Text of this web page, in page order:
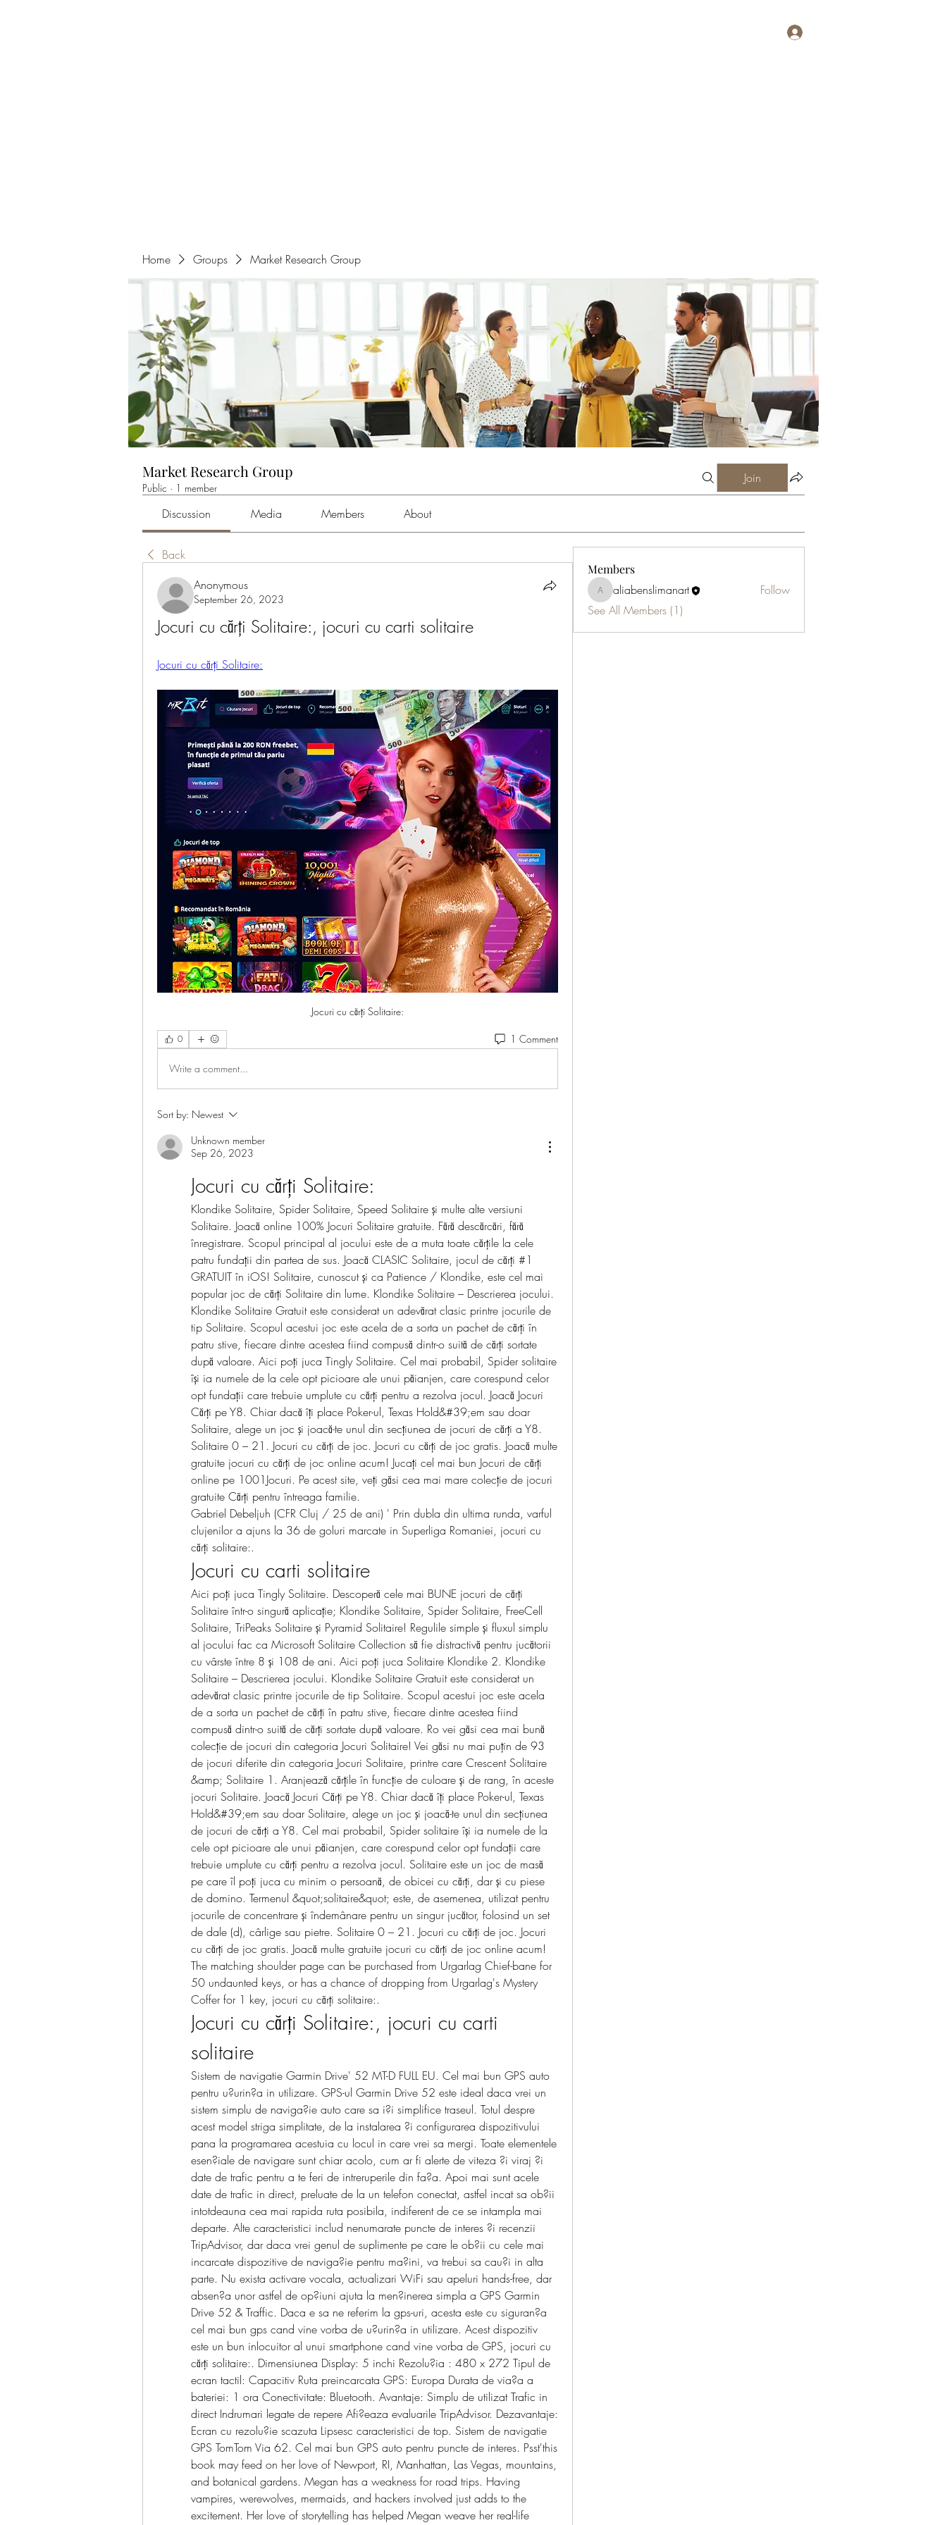
Home Groups Market Research Group
Market Research Group
Public · 1 member
Join
Discussion Media Members About
Back
Anonymous
September 26, 2023
Jocuri cu cărți Solitaire:, jocuri cu carti solitaire
Jocuri cu cărți Solitaire:
Jocuri cu cărți Solitaire:
0 1 Comment
Write a comment...
Sort by: Newest
Unknown member
Sep 26, 2023
Jocuri cu cărți Solitaire:
Klondike Solitaire, Spider Solitaire, Speed Solitaire și multe alte versiuni
Solitaire. Joacă online 100% Jocuri Solitaire gratuite. Fără descărcări, fără
înregistrare. Scopul principal al jocului este de a muta toate cărțile la cele
patru fundații din partea de sus. Joacă CLASIC Solitaire, jocul de cărți #1
GRATUIT în iOS! Solitaire, cunoscut și ca Patience / Klondike, este cel mai
popular joc de cărți Solitaire din lume. Klondike Solitaire – Descrierea jocului.
Klondike Solitaire Gratuit este considerat un adevărat clasic printre jocurile de
tip Solitaire. Scopul acestui joc este acela de a sorta un pachet de cărți în
patru stive, fiecare dintre acestea fiind compusă dintr-o suită de cărți sortate
după valoare. Aici poţi juca Tingly Solitaire. Cel mai probabil, Spider solitaire
își ia numele de la cele opt picioare ale unui păianjen, care corespund celor
opt fundații care trebuie umplute cu cărți pentru a rezolva jocul. Joacă Jocuri
Cărţi pe Y8. Chiar dacă îţi place Poker-ul, Texas Hold&#39;em sau doar
Solitaire, alege un joc şi joacă-te unul din secţiunea de jocuri de cărţi a Y8.
Solitaire 0 – 21. Jocuri cu cărți de joc. Jocuri cu cărți de joc gratis. Joacă multe
gratuite jocuri cu cărți de joc online acum! Jucați cel mai bun Jocuri de cărți
online pe 1001Jocuri. Pe acest site, veți găsi cea mai mare colecție de jocuri
gratuite Cărți pentru întreaga familie.
Gabriel Debeljuh (CFR Cluj / 25 de ani) ' Prin dubla din ultima runda, varful
clujenilor a ajuns la 36 de goluri marcate in Superliga Romaniei, jocuri cu
cărți solitaire:.
Jocuri cu carti solitaire
Aici poţi juca Tingly Solitaire. Descoperă cele mai BUNE jocuri de cărți
Solitaire într-o singură aplicație; Klondike Solitaire, Spider Solitaire, FreeCell
Solitaire, TriPeaks Solitaire și Pyramid Solitaire! Regulile simple și fluxul simplu
al jocului fac ca Microsoft Solitaire Collection să fie distractivă pentru jucătorii
cu vârste între 8 și 108 de ani. Aici poţi juca Solitaire Klondike 2. Klondike
Solitaire – Descrierea jocului. Klondike Solitaire Gratuit este considerat un
adevărat clasic printre jocurile de tip Solitaire. Scopul acestui joc este acela
de a sorta un pachet de cărți în patru stive, fiecare dintre acestea fiind
compusă dintr-o suită de cărți sortate după valoare. Ro vei găsi cea mai bună
colecție de jocuri din categoria Jocuri Solitaire! Vei găsi nu mai puțin de 93
de jocuri diferite din categoria Jocuri Solitaire, printre care Crescent Solitaire
&amp; Solitaire 1. Aranjează cărțile în funcție de culoare și de rang, în aceste
jocuri Solitaire. Joacă Jocuri Cărţi pe Y8. Chiar dacă îţi place Poker-ul, Texas
Hold&#39;em sau doar Solitaire, alege un joc şi joacă-te unul din secţiunea
de jocuri de cărţi a Y8. Cel mai probabil, Spider solitaire își ia numele de la
cele opt picioare ale unui păianjen, care corespund celor opt fundații care
trebuie umplute cu cărți pentru a rezolva jocul. Solitaire este un joc de masă
pe care îl poți juca cu minim o persoană, de obicei cu cărți, dar și cu piese
de domino. Termenul &quot;solitaire&quot; este, de asemenea, utilizat pentru
jocurile de concentrare și îndemânare pentru un singur jucător, folosind un set
de dale ⁠(d), cârlige sau pietre. Solitaire 0 – 21. Jocuri cu cărți de joc. Jocuri
cu cărți de joc gratis. Joacă multe gratuite jocuri cu cărți de joc online acum!
The matching shoulder page can be purchased from Urgarlag Chief-bane for
50 undaunted keys, or has a chance of dropping from Urgarlag's Mystery
Coffer for 1 key, jocuri cu cărți solitaire:.
Jocuri cu cărți Solitaire:, jocuri cu carti
solitaire
Sistem de navigatie Garmin Drive' 52 MT-D FULL EU. Cel mai bun GPS auto
pentru u?urin?a in utilizare. GPS-ul Garmin Drive 52 este ideal daca vrei un
sistem simplu de naviga?ie auto care sa i?i simplifice traseul. Totul despre
acest model striga simplitate, de la instalarea ?i configurarea dispozitivului
pana la programarea acestuia cu locul in care vrei sa mergi. Toate elementele
esen?iale de navigare sunt chiar acolo, cum ar fi alerte de viteza ?i viraj ?i
date de trafic pentru a te feri de intreruperile din fa?a. Apoi mai sunt acele
date de trafic in direct, preluate de la un telefon conectat, astfel incat sa ob?ii
intotdeauna cea mai rapida ruta posibila, indiferent de ce se intampla mai
departe. Alte caracteristici includ nenumarate puncte de interes ?i recenzii
TripAdvisor, dar daca vrei genul de suplimente pe care le ob?ii cu cele mai
incarcate dispozitive de naviga?ie pentru ma?ini, va trebui sa cau?i in alta
parte. Nu exista activare vocala, actualizari WiFi sau apeluri hands-free, dar
absen?a unor astfel de op?iuni ajuta la men?inerea simpla a GPS Garmin
Drive 52 & Traffic. Daca e sa ne referim la gps-uri, acesta este cu siguran?a
cel mai bun gps cand vine vorba de u?urin?a in utilizare. Acest dispozitiv
este un bun inlocuitor al unui smartphone cand vine vorba de GPS, jocuri cu
cărți solitaire:. Dimensiunea Display: 5 inchi Rezolu?ia : 480 x 272 Tipul de
ecran tactil: Capacitiv Ruta preincarcata GPS: Europa Durata de via?a a
bateriei: 1 ora Conectivitate: Bluetooth. Avantaje: Simplu de utilizat Trafic in
direct Indrumari legate de repere Afi?eaza evaluarile TripAdvisor. Dezavantaje:
Ecran cu rezolu?ie scazuta Lipsesc caracteristici de top. Sistem de navigatie
GPS TomTom Via 62. Cel mai bun GPS auto pentru puncte de interes. Psst'this
book may feed on her love of Newport, RI, Manhattan, Las Vegas, mountains,
and botanical gardens. Megan has a weakness for road trips. Having
vampires, werewolves, mermaids, and hackers involved just adds to the
excitement. Her love of storytelling has helped Megan weave her real-life
Members
aliabenslimanart
aliabenslimanart
Follow
See All Members (1)